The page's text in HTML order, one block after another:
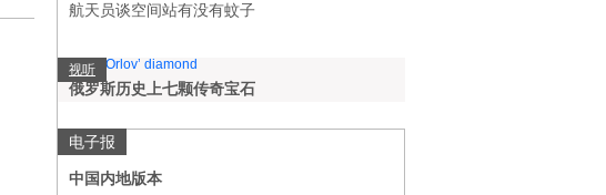
航天员谈空间站有没有蚊子
视听
俄罗斯历史上七颗传奇宝石
电子报
中国内地版本